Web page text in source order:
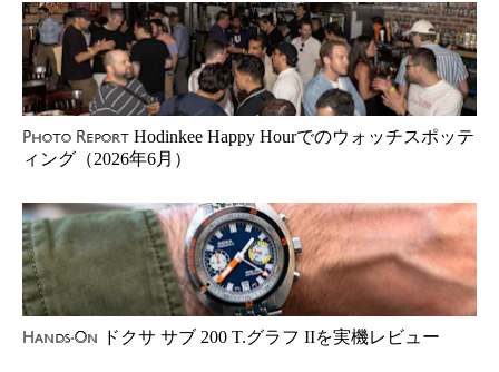
Photo Report Hodinkee Happy Hourでのウォッチスポッテ
ィング（2026年6月）
Hands-On ドクサ サブ 200 T.グラフ IIを実機レビュー